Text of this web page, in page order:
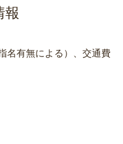
報
名有無による）、交通費